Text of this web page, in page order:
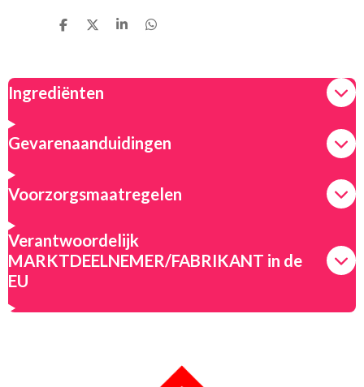
D
n
D
S
e
D
n
Ingrediënten
Gevarenaanduidingen
Voorzorgsmaatregelen
Verantwoordelijk
MARKTDEELNEMER/FABRIKANT in de
EU